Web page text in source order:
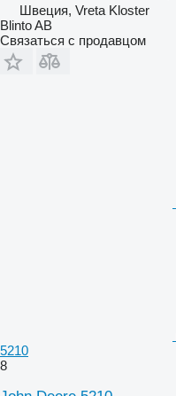
Швеция, Vreta Kloster
Blinto AB
Связаться с продавцом
5210
8